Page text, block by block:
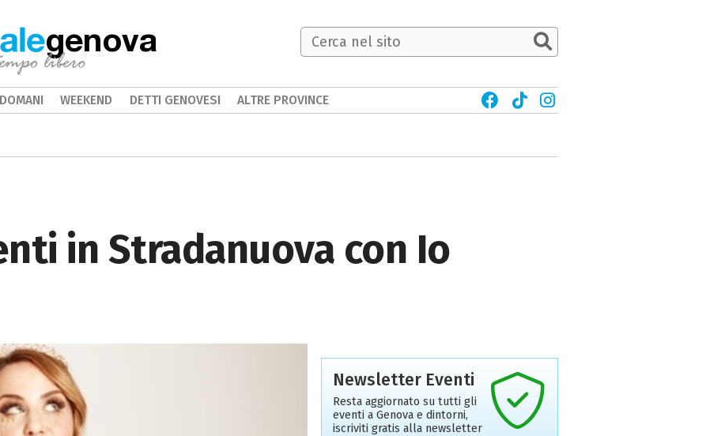
in Stradanuova con Io
Newsletter Eventi
Resta aggiornato su tutti gli
eventi a Genova e dintorni,
iscriviti gratis alla newsletter
genova
DOMANI WEEKEND DETTI GENOVESI ALTRE PROVINCE